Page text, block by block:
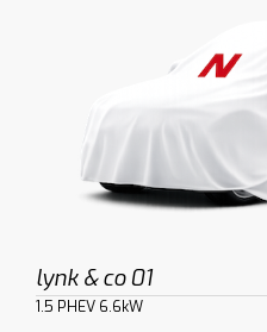
lynk & co 01
1.5 PHEV 6.6kW